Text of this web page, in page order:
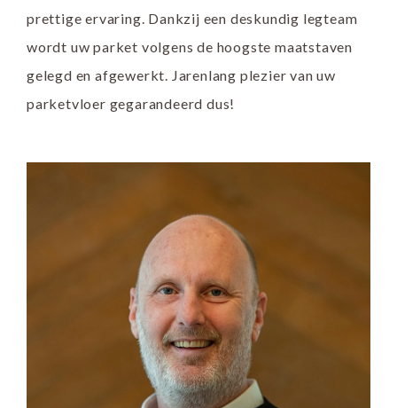
prettige ervaring. Dankzij een deskundig legteam
wordt uw parket volgens de hoogste maatstaven
gelegd en afgewerkt. Jarenlang plezier van uw
parketvloer gegarandeerd dus!